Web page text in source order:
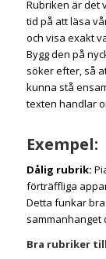
Rubriken är det
tid på att läsa
och visa exakt
Bygg den på
söker efter, så
kunna stå
texten handlar
Exempel:
Dålig rubrik:
förträffliga
Detta funkar
sammanhanget
Bra rubriker